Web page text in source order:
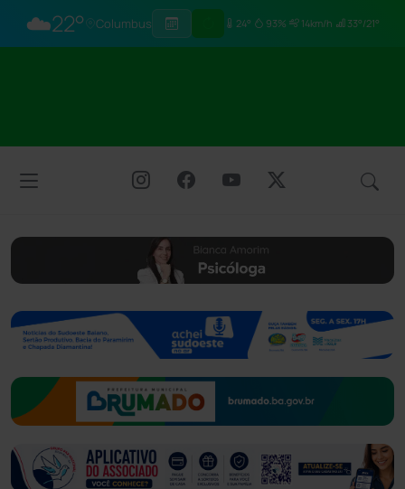
☁️22° Columbus 24° 93% 14km/h 33°/21°